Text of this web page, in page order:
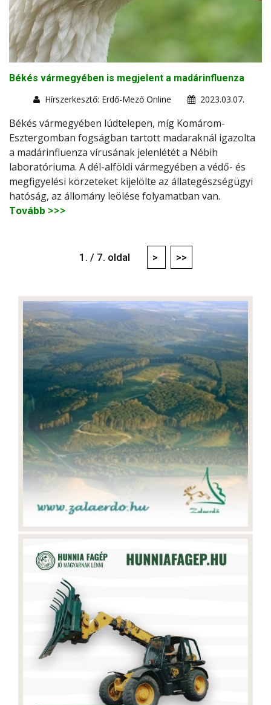
Békés vármegyében is megjelent a madárinfluenza
Hírszerkesztő: Erdő-Mező Online
2023.03.07.
Békés vármegyében lúdtelepen, míg Komárom-
Esztergomban fogságban tartott madaraknál igazolta
a madárinfluenza vírusának jelenlétét a Nébih
laboratóriuma. A dél-alföldi vármegyében a védő- és
megfigyelési körzeteket kijelölte az állategészségügyi
hatóság, az állomány leölése folyamatban van.
Tovább >>>
1. / 7. oldal > >>